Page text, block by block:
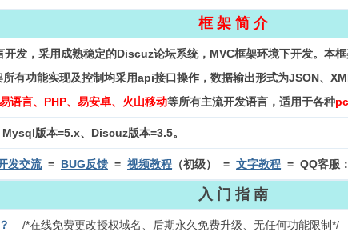
框 架 简 介
开发，采用成熟稳定的Discuz论坛系统，MVC框架环境下开发。本
有功能实现及控制均采用api接口操作，数据输出形式为JSON、
语言、PHP、易安卓、火山移动等所有主流开发语言，适用于各种
版本=5.x、Discuz版本=3.5。
发交流= BUG反馈 = 视频教程 （初级） = 文字教程 = QQ客服
入 门 指 南
/*在线免费更改授权域名、后期永久免费升级、无任何功能限制*/